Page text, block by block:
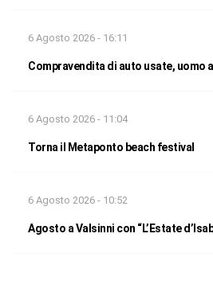
6 Agosto 2026 - 16:11
Compravendita di auto usate, uomo
6 Agosto 2026 - 11:04
Torna il Metaponto beach festival
6 Agosto 2026 - 10:52
Agosto a Valsinni con “L’Estate